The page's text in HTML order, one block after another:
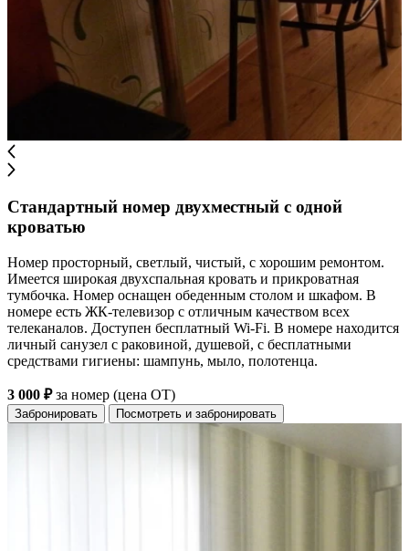
Стандартный номер двухместный с одной
кроватью
Номер просторный, светлый, чистый, с хорошим ремонтом.
Имеется широкая двухспальная кровать и прикроватная
тумбочка. Номер оснащен обеденным столом и шкафом. В
номере есть ЖК-телевизор с отличным качеством всех
телеканалов. Доступен бесплатный Wi-Fi. В номере находится
личный санузел с раковиной, душевой, с бесплатными
средствами гигиены: шампунь, мыло, полотенца.
3 000 ₽за номер (цена ОТ)
Забронировать Посмотреть и забронировать